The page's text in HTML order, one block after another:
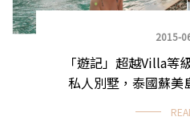
2015-
「遊記」超越Villa等
私人別墅，泰國蘇美